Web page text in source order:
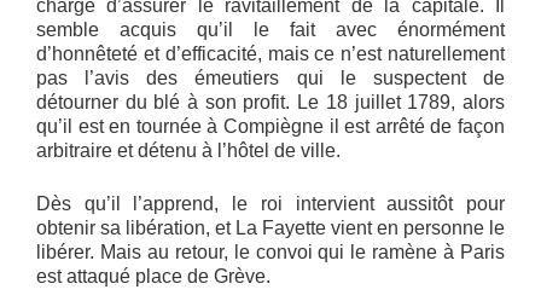
chargé d’assurer le ravitaillement de la capitale. Il
semble acquis qu’il le fait avec énormément
d’honnêteté et d’efficacité, mais ce n’est naturellement
pas l’avis des émeutiers qui le suspectent de
détourner du blé à son profit. Le 18 juillet 1789, alors
qu’il est en tournée à Compiègne il est arrêté de façon
arbitraire et détenu à l’hôtel de ville.
Dès qu’il l’apprend, le roi intervient aussitôt pour
obtenir sa libération, et La Fayette vient en personne le
libérer. Mais au retour, le convoi qui le ramène à Paris
est attaqué place de Grève.